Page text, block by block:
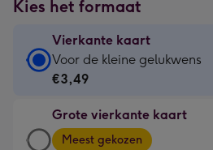
Kies het formaat
Vierkante kaart
Vierkante
kaart
€3,49
-
Voor de kleine gelukwens
€3,49
Grote vierkante kaart
Grote
Meest gekozen